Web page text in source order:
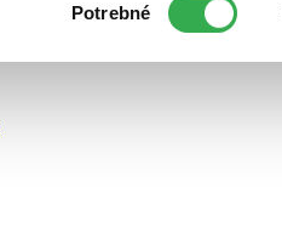
súhlasu
Potrebné